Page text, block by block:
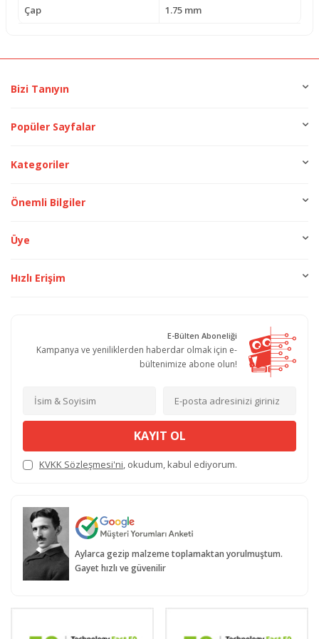
Çap 1.75 mm
Bizi Tanıyın
Popüler Sayfalar
Kategoriler
Önemli Bilgiler
Üye
Hızlı Erişim
E-Bülten Aboneliği
Kampanya ve yeniliklerden haberdar olmak için e-
bültenimize abone olun!
KAYIT OL
KVKK Sözleşmesi'ni, okudum, kabul ediyorum.
Aylarca gezip malzeme toplamaktan yorulmuştum.
Gayet hızlı ve güvenilir